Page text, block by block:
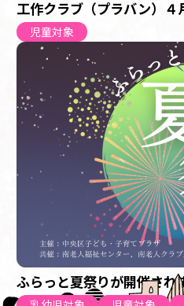
工作クラブ（プラバン）４
児童対象
ふらっと夏祭りが開催さ